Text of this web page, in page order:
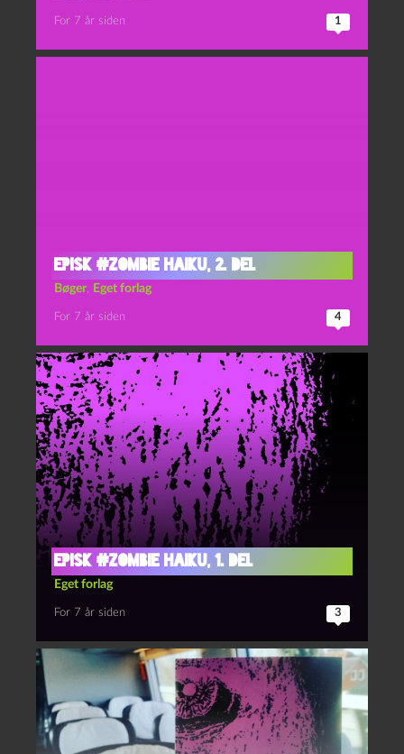
For 7 år siden 1
Episk #zombie haiku, 2. del
Bøger, Eget forlag
For 7 år siden 4
Episk #zombie haiku, 1. del
Eget forlag
For 7 år siden 3